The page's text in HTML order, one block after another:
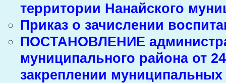
территории Нанайского
Приказ о зачислении
ПОСТАНОВЛЕНИЕ
муниципального района от
закреплении